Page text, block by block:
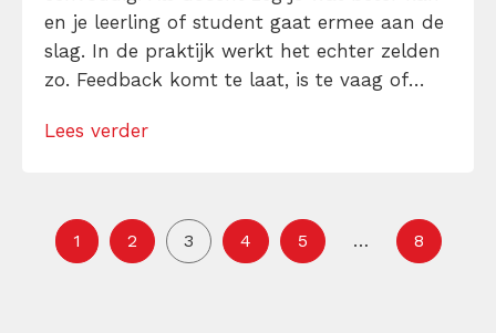
en je leerling of student gaat ermee aan de
slag. In de praktijk werkt het echter zelden
zo. Feedback komt te laat, is te vaag of
is als hulp. En dat is zonde, want feedback
Lees verder
1 2 3 4 5 … 8